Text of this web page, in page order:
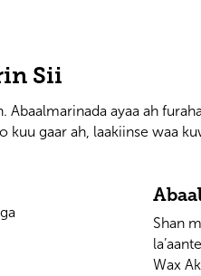
Sii
ayaa ah
kuu gaar ah, laakiinse waa
Shan
Wax